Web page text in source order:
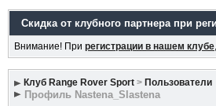
Скидка от клубного партнера при
Внимание! При регистрации в нашем клубе
Клуб Range Rover Sport > Пользователи
Профиль Nastena_Slastena